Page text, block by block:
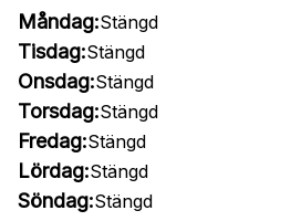
Måndag:Stängd
Tisdag:Stängd
Onsdag:Stängd
Torsdag:Stängd
Fredag:Stängd
Lördag:Stängd
Söndag:Stängd